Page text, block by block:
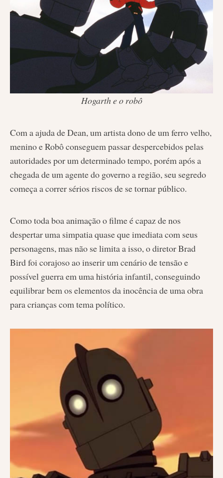
Hogarth e o robô
Com a ajuda de Dean, um artista dono de um ferro velho,
menino e Robô conseguem passar despercebidos pelas
autoridades por um determinado tempo, porém após a
chegada de um agente do governo a região, seu segredo
começa a correr sérios riscos de se tornar público.
Como toda boa animação o filme é capaz de nos
despertar uma simpatia quase que imediata com seus
personagens, mas não se limita a isso, o diretor Brad
Bird foi corajoso ao inserir um cenário de tensão e
possível guerra em uma história infantil, conseguindo
equilibrar bem os elementos da inocência de uma obra
para crianças com tema político.